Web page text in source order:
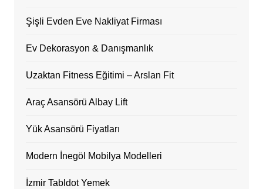
Şişli Evden Eve Nakliyat Firması
Ev Dekorasyon & Danışmanlık
Uzaktan Fitness Eğitimi – Arslan Fit
Araç Asansörü Albay Lift
Yük Asansörü Fiyatları
Modern İnegöl Mobilya Modelleri
İzmir Tabldot Yemek